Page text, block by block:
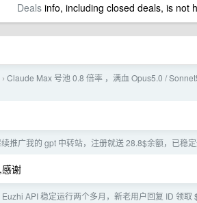
Dealsinfo, including closed deals, is not
› Claude Max 号池 0.8 倍率 ，满血 Opus5.0 /
推广我的 gpt 中转站，注册就送 28.8$余额，已稳
谢
Euzhi API 稳定运行两个多月，新老用户回复 ID 领取